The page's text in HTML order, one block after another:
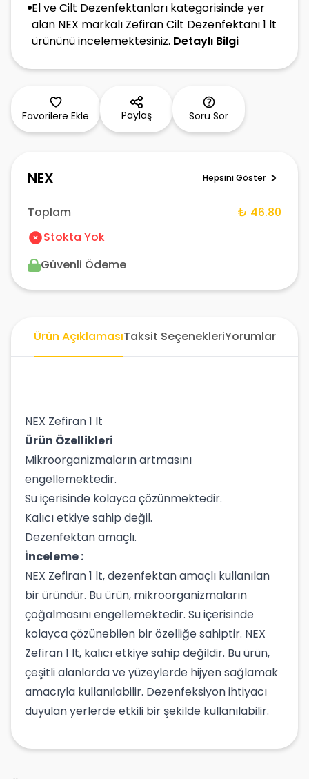
El ve Cilt Dezenfektanları kategorisinde yer
alan NEX markalı Zefiran Cilt Dezenfektanı 1 lt
ürününü incelemektesiniz. Detaylı Bilgi
Favorilere Ekle Paylaş Soru Sor
NEX Hepsini Göster
Toplam
₺ 46.80
Stokta Yok
Güvenli Ödeme
Ürün AçıklamasıTaksit SeçenekleriYorumlar
NEX Zefiran 1 lt
Ürün Özellikleri
Mikroorganizmaların artmasını
engellemektedir.
Su içerisinde kolayca çözünmektedir.
Kalıcı etkiye sahip değil.
Dezenfektan amaçlı.
İnceleme :
NEX Zefiran 1 lt, dezenfektan amaçlı kullanılan
bir üründür. Bu ürün, mikroorganizmaların
çoğalmasını engellemektedir. Su içerisinde
kolayca çözünebilen bir özelliğe sahiptir. NEX
Zefiran 1 lt, kalıcı etkiye sahip değildir. Bu ürün,
çeşitli alanlarda ve yüzeylerde hijyen sağlamak
amacıyla kullanılabilir. Dezenfeksiyon ihtiyacı
duyulan yerlerde etkili bir şekilde kullanılabilir.